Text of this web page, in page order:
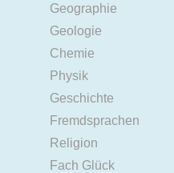
Geographie
Geologie
Chemie
Physik
Geschichte
Fremdsprachen
Religion
Fach Glück